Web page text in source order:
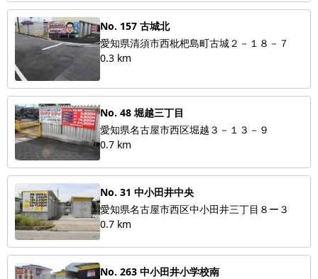
No. 157 古城北
愛知県清須市西枇杷島町古城２－１８－７
0.3 km
No. 48 堀越三丁目
愛知県名古屋市西区堀越３－１３－９
0.7 km
No. 31 中小田井中央
愛知県名古屋市西区中小田井三丁目８ー３
0.7 km
No. 263 中小田井小学校南